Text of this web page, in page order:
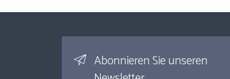
Abonnieren Sie unseren